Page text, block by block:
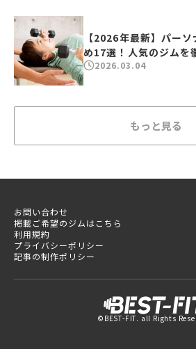
【2026年最新】パー
め17選！人気のジムを
2026.03.04
もっと見る
お問い合わせ
掲載ご希望のジムはこちら
利用規約
プライバシーポリシー
記事の制作ポリシー
©BEST-FIT. all Rights